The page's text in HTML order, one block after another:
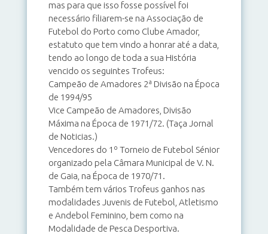
mas para que isso fosse possível foi
necessário filiarem-se na Associação de
Futebol do Porto como Clube Amador,
estatuto que tem vindo a honrar até a data,
tendo ao longo de toda a sua História
vencido os seguintes Trofeus:
Campeão de Amadores 2ª Divisão na Época
de 1994/95
Vice Campeão de Amadores, Divisão
Máxima na Época de 1971/72. (Taça Jornal
de Noticias.)
Vencedores do 1º Torneio de Futebol Sénior
organizado pela Câmara Municipal de V. N.
de Gaia, na Época de 1970/71.
Também tem vários Trofeus ganhos nas
modalidades Juvenis de Futebol, Atletismo
e Andebol Feminino, bem como na
Modalidade de Pesca Desportiva.